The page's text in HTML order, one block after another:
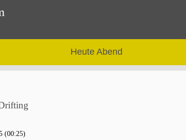
Heute Abend
(00:25)